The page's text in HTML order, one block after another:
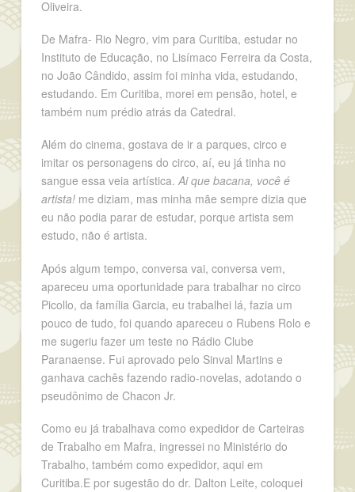
Oliveira.
De Mafra- Rio Negro, vim para Curitiba, estudar no
Instituto de Educação, no Lisímaco Ferreira da Costa,
no João Cândido, assim foi minha vida, estudando,
estudando. Em Curitiba, morei em pensão, hotel, e
também num prédio atrás da Catedral.
Além do cinema, gostava de ir a parques, circo e
imitar os personagens do circo, aí, eu já tinha no
sangue essa veia artística. Ai que bacana, você é
artista!me diziam, mas minha mãe sempre dizia que
eu não podia parar de estudar, porque artista sem
estudo, não é artista.
Após algum tempo, conversa vai, conversa vem,
apareceu uma oportunidade para trabalhar no circo
Picollo, da família Garcia, eu trabalhei lá, fazia um
pouco de tudo, foi quando apareceu o Rubens Rolo e
me sugeriu fazer um teste no Rádio Clube
Paranaense. Fui aprovado pelo Sinval Martins e
ganhava cachês fazendo radio-novelas, adotando o
pseudônimo de Chacon Jr.
Como eu já trabalhava como expedidor de Carteiras
de Trabalho em Mafra, ingressei no Ministério do
Trabalho, também como expedidor, aqui em
Curitiba.E por sugestão do dr. Dalton Leite, coloquei